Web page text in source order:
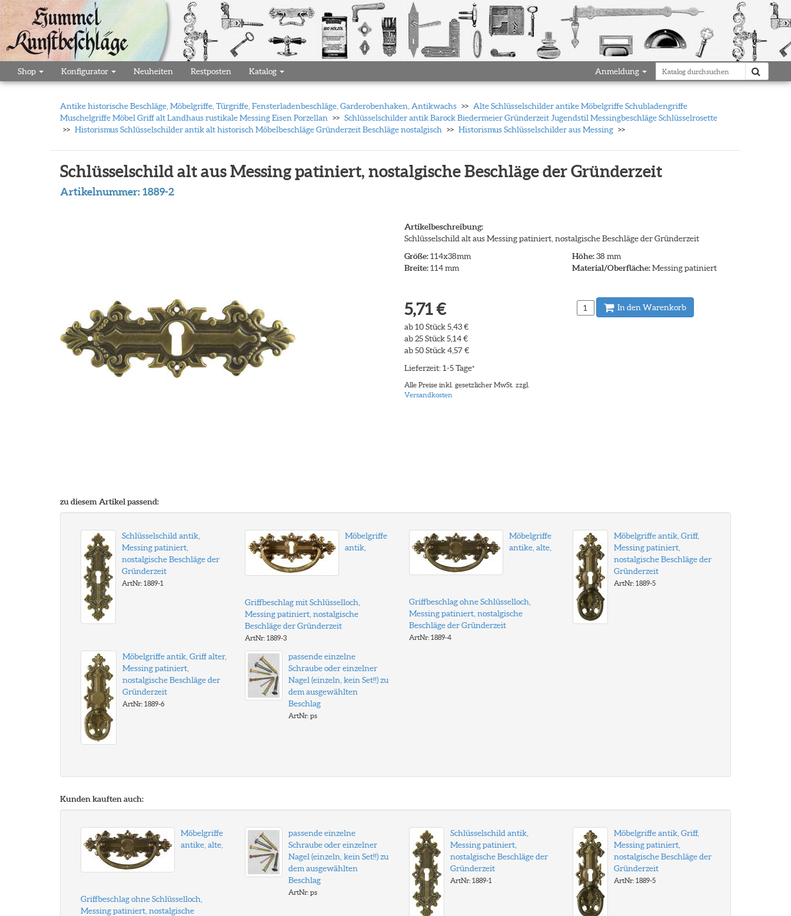
Shop Konfigurator Neuheiten Restposten Katalog Anmeldung
Antike historische Beschläge, Möbelgriffe, Türgriffe, Fensterladenbeschläge, Garderobenhaken, Antikwachs
Alte Schlüsselschilder antike Möbelgriffe Schubladengriffe
Muschelgriffe Möbel Griff alt Landhaus rustikale Messing Eisen Porzellan
Schlüsselschilder antik Barock Biedermeier Gründerzeit Jugendstil Messingbeschläge Schlüsselrosette
Historismus Schlüsselschilder antik alt historisch Möbelbeschläge Gründerzeit Beschläge nostalgisch
Historismus Schlüsselschilder aus Messing
Schlüsselschild alt aus Messing patiniert, nostalgische Beschläge der Gründerzeit
Artikelnummer:1889-2
Artikelbeschreibung:
Schlüsselschild alt aus Messing patiniert, nostalgische Beschläge der Gründerzeit
Größe:114x38mm
Breite:114 mm
Höhe:38 mm
Material/Oberfläche:Messing patiniert
5,71 €
ab 10 Stück 5,43 €
ab 25 Stück 5,14 €
ab 50 Stück 4,57 €
Lieferzeit: 1-5 Tage*
Alle Preise inkl. gesetzlicher MwSt. zzgl.
Versandkosten
In den Warenkorb
zu diesem Artikel passend:
Schlüsselschild antik,
Messing patiniert,
nostalgische Beschläge der
Gründerzeit
ArtNr: 1889-1
Möbelgriffe
antik,
Griffbeschlag mit Schlüsselloch,
Messing patiniert, nostalgische
Beschläge der Gründerzeit
ArtNr: 1889-3
Möbelgriffe
antike, alte,
Griffbeschlag ohne Schlüsselloch,
Messing patiniert, nostalgische
Beschläge der Gründerzeit
ArtNr: 1889-4
Möbelgriffe antik, Griff,
Messing patiniert,
nostalgische Beschläge der
Gründerzeit
ArtNr: 1889-5
Möbelgriffe antik, Griff alter,
Messing patiniert,
nostalgische Beschläge der
Gründerzeit
ArtNr: 1889-6
passende einzelne
Schraube oder einzelner
Nagel (einzeln, kein Set!!) zu
dem ausgewählten
Beschlag
ArtNr: ps
Kunden kauften auch:
Möbelgriffe
antike, alte,
Griffbeschlag ohne Schlüsselloch,
Messing patiniert, nostalgische
passende einzelne
Schraube oder einzelner
Nagel (einzeln, kein Set!!) zu
dem ausgewählten
Beschlag
ArtNr: ps
Schlüsselschild antik,
Messing patiniert,
nostalgische Beschläge der
Gründerzeit
ArtNr: 1889-1
Möbelgriffe antik, Griff,
Messing patiniert,
nostalgische Beschläge der
Gründerzeit
ArtNr: 1889-5